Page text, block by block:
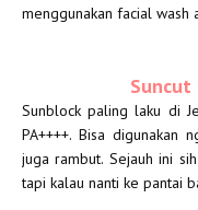
menggunakan facial wash
Suncut
Sunblock paling laku di
PA++++. Bisa digunakan
juga rambut. Sejauh ini
tapi kalau nanti ke pantai